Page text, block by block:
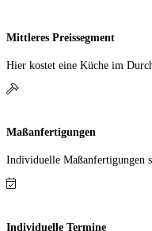
Mittleres Preissegment
Hier kostet eine Küche im
Maßanfertigungen
Individuelle Maß­anfer­tigungen
Individuelle Termine